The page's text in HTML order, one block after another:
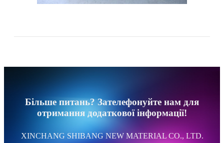
Більше питань? Зателефонуйте нам для
отримання додаткової інформації!
XINCHANG SHIBANG NEW MATERIAL CO., LTD.